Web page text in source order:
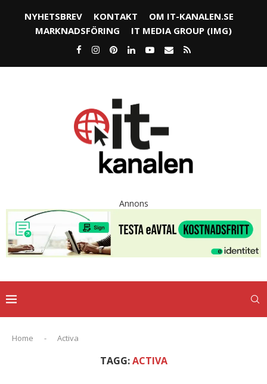
NYHETSBREV KONTAKT
OM IT-KANALEN.SE
MARKNADSFÖRING
IT MEDIA GROUP (IMG)
Annons
Home - Activa
TAGG:ACTIVA